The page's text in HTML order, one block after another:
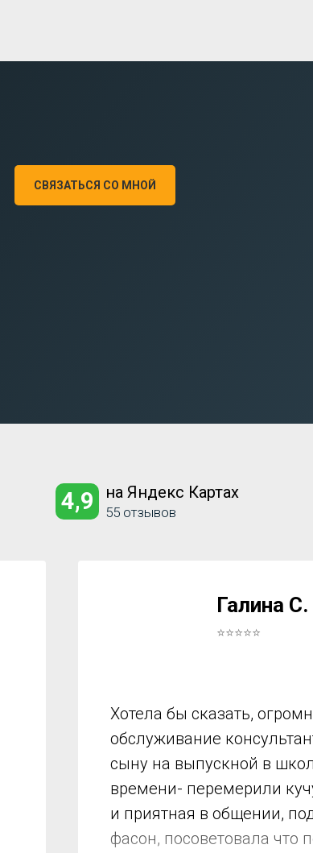
СВЯЗАТЬСЯ СО МНОЙ
55 отзывов
на Яндекс Картах
4,9
Галина С.
⭐⭐⭐⭐⭐
Хотела бы сказать,
обслуживание
сыну на выпускной в
времени- перемерили
и приятная в общении,
фасон, посоветовала что